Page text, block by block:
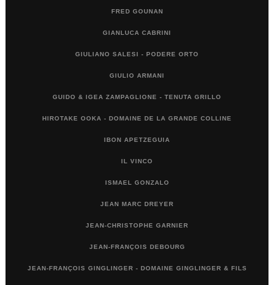
FRED GOUNAN
GIANLUCA CABRINI
GIULIANO SALESI - PODERE ORTO
GIULIO ARMANI
GUIDO & IGEA ZAMPAGLIONE - TENUTA GRILLO
HIROTAKE OOKA - DOMAINE DE LA GRANDE COLLINE
IBON APETZEGUIA
IL VINCO
ISMAEL GONZALO
JEAN MARC DREYER
JEAN-CHRISTOPHE GARNIER
JEAN-FRANÇOIS DEBOURG
JEAN-FRANÇOIS GINGLINGER - DOMAINE GINGLINGER & FILS